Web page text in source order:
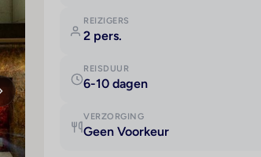
REIZIGERS
2 pers.
REISDUUR
6-10 dagen
VERZORGING
Geen Voorkeur